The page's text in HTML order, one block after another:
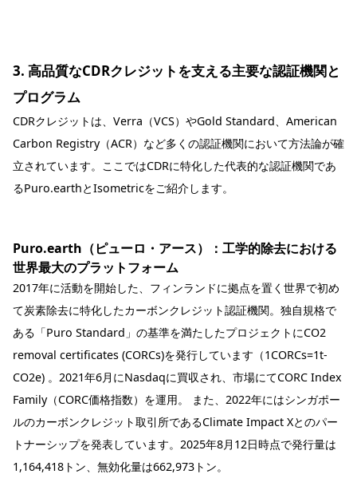
3. 高品質なCDRクレジットを支える主要な認証機関と
プログラム
CDRクレジットは、Verra（VCS）やGold Standard、American
Carbon Registry（ACR）など多くの認証機関において方法論が確
立されています。ここではCDRに特化した代表的な認証機関であ
るPuro.earthとIsometricをご紹介します。
Puro.earth（ピューロ・アース）：工学的除去における
世界最大のプラットフォーム
2017年に活動を開始した、フィンランドに拠点を置く世界で初め
て炭素除去に特化したカーボンクレジット認証機関。独自規格で
ある「Puro Standard」の基準を満たしたプロジェクトにCO2
removal certificates (CORCs)を発行しています（1CORCs=1t-
CO2e) 。2021年6月にNasdaqに買収され、市場にてCORC Index
Family（CORC価格指数）を運用。 また、2022年にはシンガポー
ルのカーボンクレジット取引所であるClimate Impact Xとのパー
トナーシップを発表しています。2025年8月12日時点で発行量は
1,164,418トン、無効化量は662,973トン。